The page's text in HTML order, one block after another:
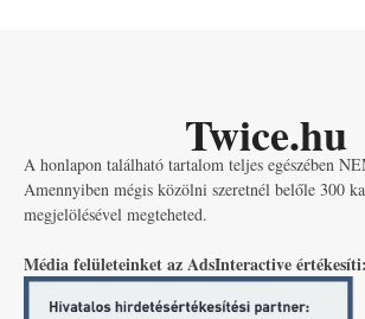
Twice.hu
A honlapon található tartalom teljes egészében
Amennyiben mégis közölni szeretnél belőle 300
megjelölésével megteheted.
Média felületeinket az AdsInteractive értékesíti: